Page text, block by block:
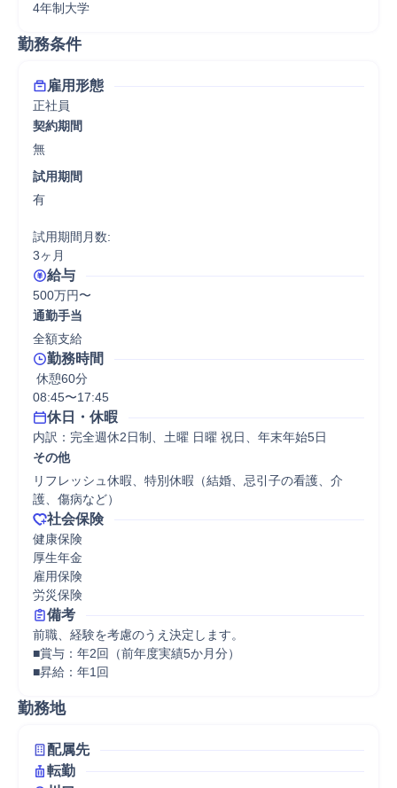
4年制大学
勤務条件
雇用形態
正社員
契約期間
無
試用期間
有
試用期間月数:
3ヶ月
給与
500万円〜
通勤手当
全額支給
勤務時間
休憩60分
08:45〜17:45
休日・休暇
内訳：完全週休2日制、土曜 日曜 祝日、年末年始5日
その他
リフレッシュ休暇、特別休暇（結婚、忌引子の看護、介
護、傷病など）
社会保険
健康保険
厚生年金
雇用保険
労災保険
備考
前職、経験を考慮のうえ決定します。
■賞与：年2回（前年度実績5か月分）
■昇給：年1回
勤務地
配属先
転勤